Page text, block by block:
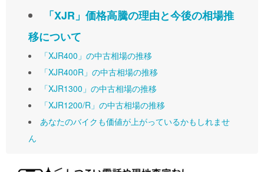
「XJR」価格高騰の理由と今後の相場推
移について
「XJR400」の中古相場の推移
「XJR400R」の中古相場の推移
「XJR1300」の中古相場の推移
「XJR1200/R」の中古相場の推移
あなたのバイクも価値が上がっているかもしれませ
ん